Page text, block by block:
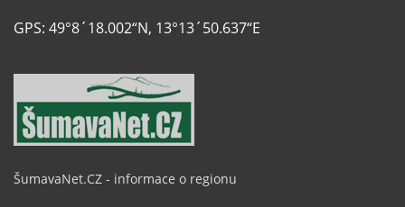
GPS: 49°8´18.002“N, 13°13´50.637“E
ŠumavaNet.CZ - informace o regionu